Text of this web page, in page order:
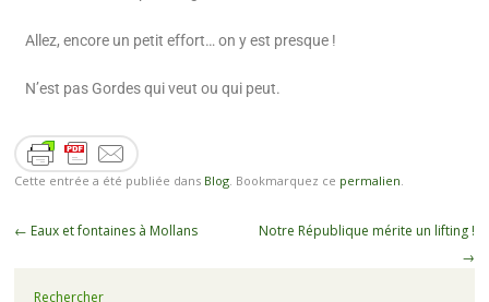
Allez, encore un petit effort… on y est presque !
N’est pas Gordes qui veut ou qui peut.
Cette entrée a été publiée dans Blog. Bookmarquez ce permalien
← Eaux et fontaines à Mollans
Notre République mérite un lifting !
→
Rechercher